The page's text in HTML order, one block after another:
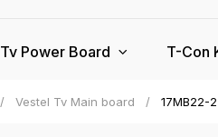
Tv Power Board T-Con
Vestel Tv Main board 17MB22-